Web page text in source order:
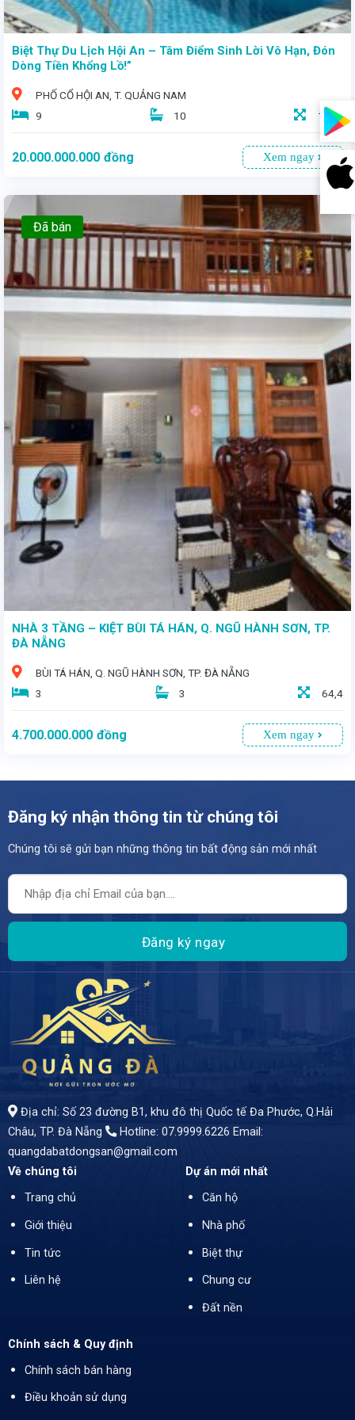
Biệt Thự Du Lịch Hội An – Tâm Điểm Sinh Lời Vô Hạn, Đón
Dòng Tiền Khổng Lồ!”
PHỐ CỔ HỘI AN, T. QUẢNG NAM
9
10 1000
20.000.000.000 đồng Xem ngay
Đã bán
NHÀ 3 TẦNG – KIỆT BÙI TÁ HÁN, Q. NGŨ HÀNH SƠN, TP.
ĐÀ NẴNG
BÙI TÁ HÁN, Q. NGŨ HÀNH SƠN, TP. ĐÀ NẴNG
3
3 64,4
4.700.000.000 đồng Xem ngay
Đăng ký nhận thông tin từ chúng tôi
Chúng tôi sẽ gửi bạn những thông tin bất động sản mới nhất
Địa chỉ: Số 23 đường B1, khu đô thị Quốc tế Đa Phước, Q.Hải
Châu, TP. Đà Nẵng
Hotline: 07.9999.6226 Email:
quangdabatdongsan@gmail.com
Về chúng tôi
Trang chủ
Giới thiệu
Tin tức
Liên hệ
Dự án mới nhất
Căn hộ
Nhà phố
Biệt thự
Chung cư
Đất nền
Chính sách & Quy định
Chính sách bán hàng
Điều khoản sử dụng